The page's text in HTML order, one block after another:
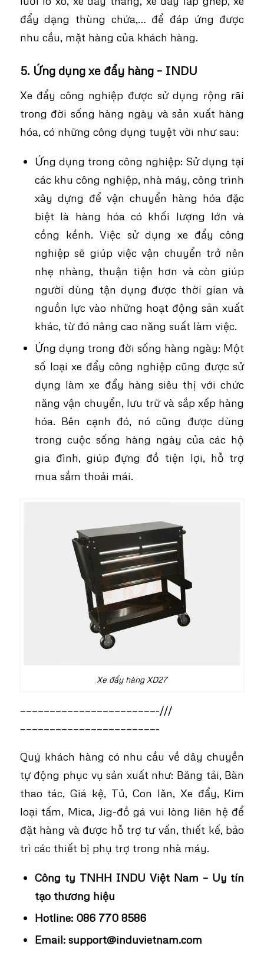
đẩy dạng thùng chứa,… để đáp ứng được
nhu cầu, mặt hàng của khách hàng.
5. Ứng dụng xe đẩy hàng – INDU
Xe đẩy công nghiệp được sử dụng rộng rãi
trong đời sống hàng ngày và sản xuất hàng
hóa, có những công dụng tuyệt vời như sau:
Ứng dụng trong công nghiệp: Sử dụng tại
các khu công nghiệp, nhà máy, công trình
xây dựng để vận chuyển hàng hóa đặc
biệt là hàng hóa có khối lượng lớn và
cồng kềnh. Việc sử dụng xe đẩy công
nghiệp sẽ giúp việc vận chuyển trở nên
nhẹ nhàng, thuận tiện hơn và còn giúp
người dùng tận dụng được thời gian và
nguồn lực vào những hoạt động sản xuất
khác, từ đó nâng cao năng suất làm việc.
Ứng dụng trong đời sống hàng ngày: Một
số loại xe đẩy công nghiệp cũng được sử
dụng làm xe đẩy hàng siêu thị với chức
năng vận chuyển, lưu trữ và sắp xếp hàng
hóa. Bên cạnh đó, nó cũng được dùng
trong cuộc sống hàng ngày của các hộ
gia đình, giúp đựng đồ tiện lợi, hỗ trợ
mua sắm thoải mái.
Xe đẩy hàng XD27
———————————————————————-///
———————————————————————-
Quý khách hàng có nhu cầu về dây chuyền
tự động phục vụ sản xuất như: Băng tải, Bàn
thao tác, Giá kệ, Tủ, Con lăn, Xe đẩy, Kim
loại tấm, Mica, Jig-đồ gá vui lòng liên hệ để
đặt hàng và được hỗ trợ tư vấn, thiết kế, bảo
trì các thiết bị phụ trợ trong nhà máy.
Công ty TNHH INDU Việt Nam – Uy tín
tạo thương hiệu
Hotline: 086 770 8586
Email: support@induvietnam.com